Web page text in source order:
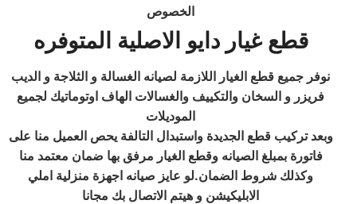
الخصوص
قطع غيار دايو الاصلية المتوفره
نوفر جميع قطع الغيار اللازمة لصيانه الغسالة و الثلاجة و الديب
فريزر و السخان والتكييف والغسالات الهاف اوتوماتيك لجميع
الموديلات
وبعد تركيب قطع الجديدة واستبدال التالفة يحص العميل منا على
فاتورة بمبلغ الصيانه وقطع الغيار مرفق بها ضمان معتمد منا
وكذلك شروط الضمان.لو عايز صيانه اجهزة منزلية املي
الابليكيشن و هيتم الاتصال بك مجانا